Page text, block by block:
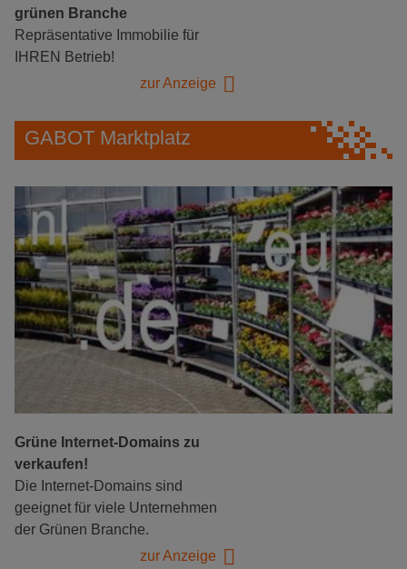
grünen Branche
Repräsentative Immobilie für
IHREN Betrieb!
zur Anzeige
GABOT Marktplatz
Grüne Internet-Domains zu
verkaufen!
Die Internet-Domains sind
geeignet für viele Unternehmen
der Grünen Branche.
zur Anzeige